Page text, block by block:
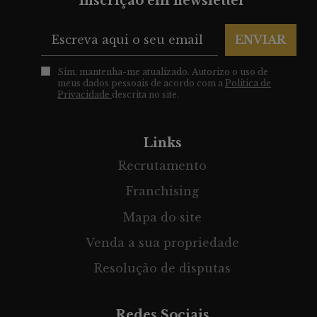
ENVIAR
Sim, mantenha-me atualizado. Autorizo o uso de
meus dados pessoais de acordo com a Política de
Privacidade descrita no site.
Links
Recrutamento
Franchising
Mapa do site
Venda a sua propriedade
Resolução de disputas